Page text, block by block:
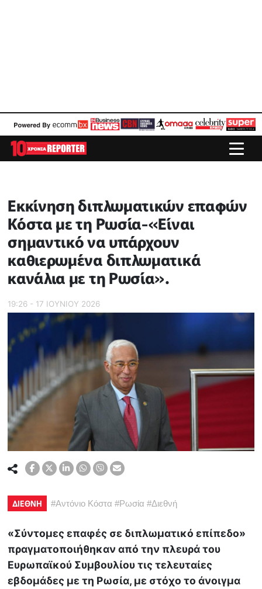
Εκκίνηση διπλωματικών επαφών
Κόστα με τη Ρωσία-«Είναι
σημαντικό να υπάρχουν
καθιερωμένα διπλωματικά
κανάλια με τη Ρωσία».
19:26 - 17 ΙΟΥΝΙΟΥ 2026
ΔΙΕΘΝΗ #Αντόνιο Κόστα #Ρωσία #Διεθνή
«Σύντομες επαφές σε διπλωματικό επίπεδο»
πραγματοποιήθηκαν από την πλευρά του
Ευρωπαϊκού Συμβουλίου τις τελευταίες
εβδομάδες με τη Ρωσία, με στόχο το άνοιγμα